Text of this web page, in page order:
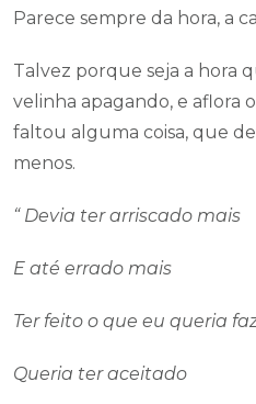
Parece sempre da hora, a
Talvez porque seja a hora
velinha apagando, e aflora
faltou alguma coisa, que
menos.
“ Devia ter arriscado mais
E até errado mais
Ter feito o que eu queria
Queria ter aceitado